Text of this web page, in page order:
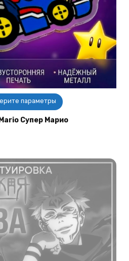
параметры
Этот
товар
имеет
можно
выбрать
на
странице
товара.
Супер Марио